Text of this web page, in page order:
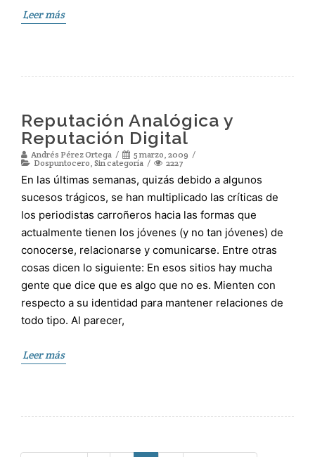
Leer más
Reputación Analógica y
Reputación Digital
Andrés Pérez Ortega
5 marzo, 2009
Dospuntocero, Sin categoría 2227
En las últimas semanas, quizás debido a algunos
sucesos trágicos, se han multiplicado las críticas de
los periodistas carroñeros hacia las formas que
actualmente tienen los jóvenes (y no tan jóvenes) de
conocerse, relacionarse y comunicarse. Entre otras
cosas dicen lo siguiente: En esos sitios hay mucha
gente que dice que es algo que no es. Mienten con
respecto a su identidad para mantener relaciones de
todo tipo. Al parecer,
Leer más